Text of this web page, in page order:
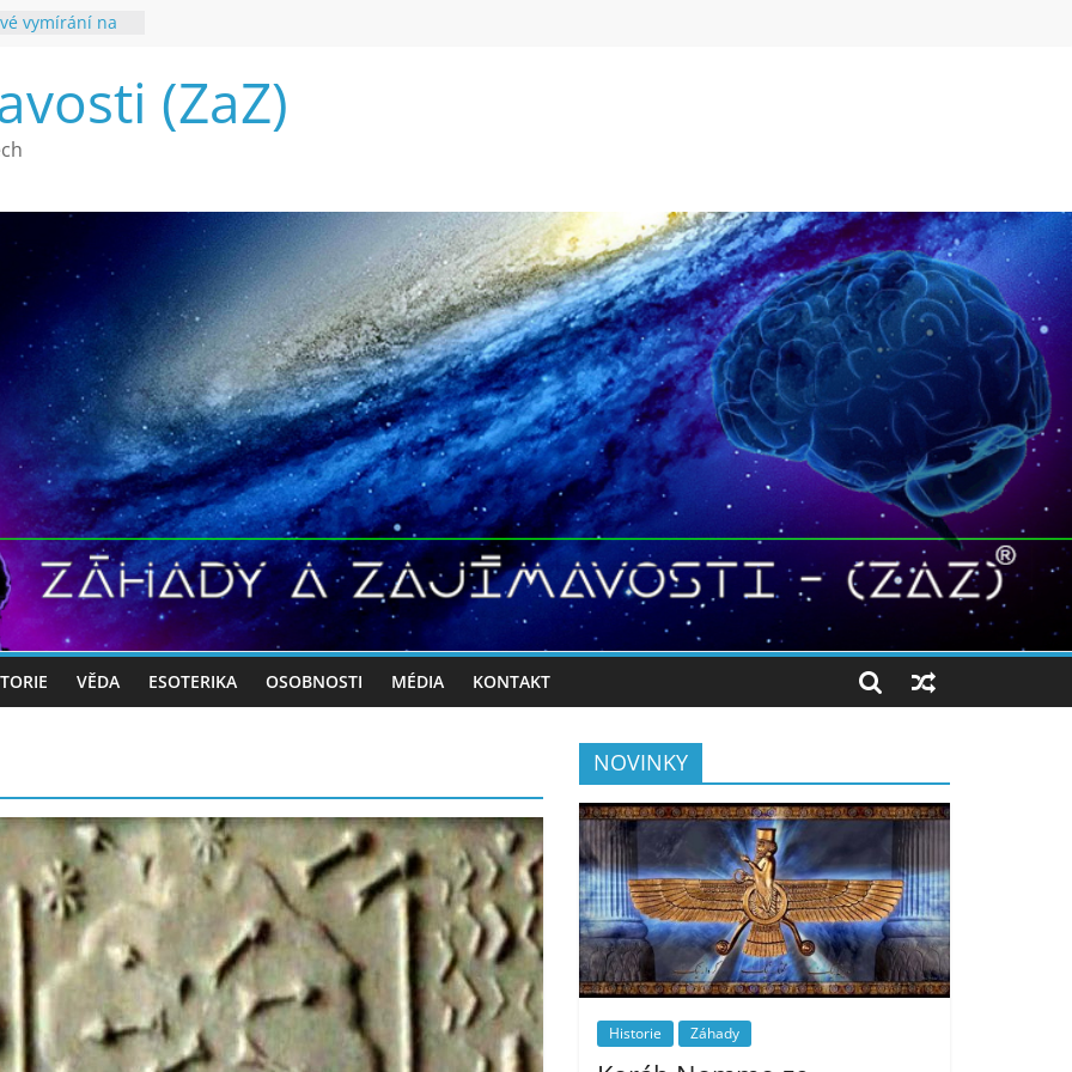
vymírání na
Záhady
(ZaZ)
VĚDA ESOTERIKA OSOBNOSTI MÉDIA KONTAKT
NOVINKY
Historie Záhady